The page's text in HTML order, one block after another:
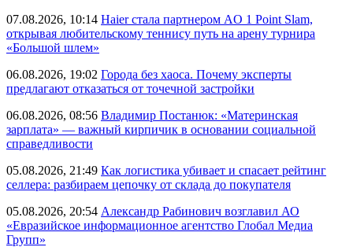
07.08.2026, 10:14 Haier стала партнером AO 1 Point Slam,
открывая любительскому теннису путь на арену турнира
«Большой шлем»
06.08.2026, 19:02 Города без хаоса. Почему эксперты
предлагают отказаться от точечной застройки
06.08.2026, 08:56 Владимир Постанюк: «Материнская
зарплата» — важный кирпичик в основании социальной
справедливости
05.08.2026, 21:49 Как логистика убивает и спасает рейтинг
селлера: разбираем цепочку от склада до покупателя
05.08.2026, 20:54 Александр Рабинович возглавил АО
«Евразийское информационное агентство Глобал Медиа
Групп»